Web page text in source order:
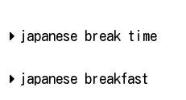
japanese break time
japanese breakfast